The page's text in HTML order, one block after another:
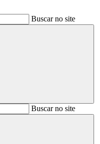
Buscar no site
BuscarBuscar no site